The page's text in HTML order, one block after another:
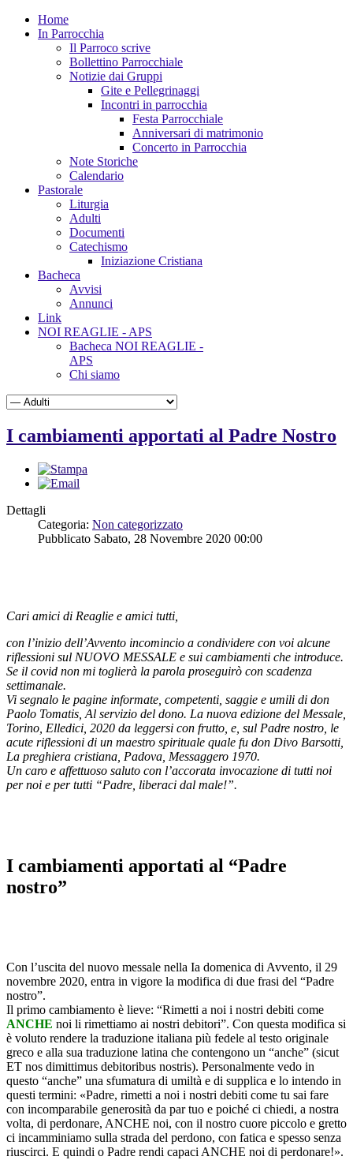
Home
In Parrocchia
Il Parroco scrive
Bollettino Parrocchiale
Notizie dai Gruppi
Gite e Pellegrinaggi
Incontri in parrocchia
Festa Parrocchiale
Anniversari di matrimonio
Concerto in Parrocchia
Note Storiche
Calendario
Pastorale
Liturgia
Adulti
Documenti
Catechismo
Iniziazione Cristiana
Bacheca
Avvisi
Annunci
Link
NOI REAGLIE - APS
Bacheca NOI REAGLIE -
APS
Chi siamo
I cambiamenti apportati al Padre Nostro
Dettagli
Categoria: Non categorizzato
Pubblicato Sabato, 28 Novembre 2020 00:00
Cari amici di Reaglie e amici tutti,
con l’inizio dell’Avvento incomincio a condividere con voi alcune
riflessioni sul NUOVO MESSALE e sui cambiamenti che introduce.
Se il covid non mi toglierà la parola proseguirò con scadenza
settimanale.
Vi segnalo le pagine informate, competenti, saggie e umili di don
Paolo Tomatis, Al servizio del dono. La nuova edizione del Messale,
Torino, Elledici, 2020 da leggersi con frutto, e, sul Padre nostro, le
acute riflessioni di un maestro spirituale quale fu don Divo Barsotti,
La preghiera cristiana, Padova, Messaggero 1970.
Un caro e affettuoso saluto con l’accorata invocazione di tutti noi
per noi e per tutti “Padre, liberaci dal male!”.
I cambiamenti apportati al “Padre
nostro”
Con l’uscita del nuovo messale nella Ia domenica di Avvento, il 29
novembre 2020, entra in vigore la modifica di due frasi del “Padre
nostro”.
Il primo cambiamento è lieve: “Rimetti a noi i nostri debiti come
ANCHE noi li rimettiamo ai nostri debitori”. Con questa modifica si
è voluto rendere la traduzione italiana più fedele al testo originale
greco e alla sua traduzione latina che contengono un “anche” (sicut
ET nos dimittimus debitoribus nostris). Personalmente vedo in
questo “anche” una sfumatura di umiltà e di supplica e lo intendo in
questi termini: «Padre, rimetti a noi i nostri debiti come tu sai fare
con incomparabile generosità da par tuo e poiché ci chiedi, a nostra
volta, di perdonare, ANCHE noi, con il nostro cuore piccolo e gretto
ci incamminiamo sulla strada del perdono, con fatica e spesso senza
riuscirci. E quindi o Padre rendi capaci ANCHE noi di perdonare!».